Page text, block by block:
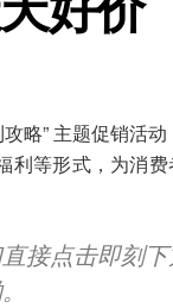
略” 主题促销活
等形式，为消
接点击即刻